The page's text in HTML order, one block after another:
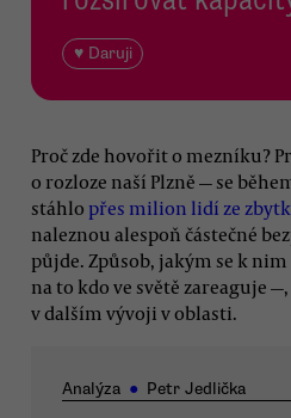
♥ Daruji
Proč zde hovořit o mezníku?
o rozloze naší Plzně — se
stáhlo přes milion lidí ze
naleznou alespoň částečné
půjde. Způsob, jakým se k
na to kdo ve světě zareaguje
v dalším vývoji v oblasti.
Analýza ● Petr Jedlička